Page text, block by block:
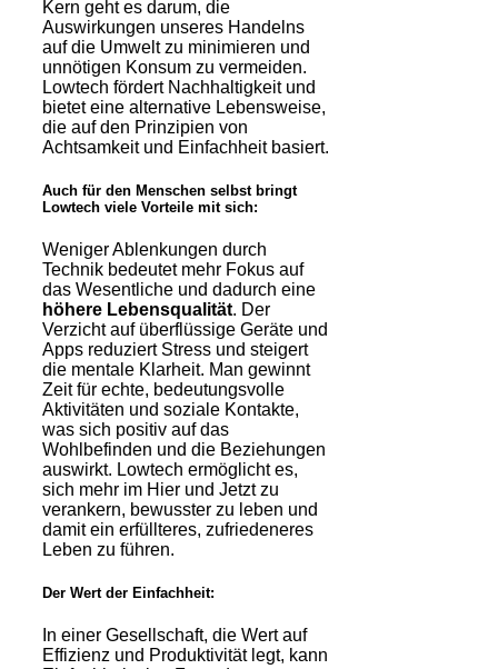
Kern geht es darum, die
Auswirkungen unseres Handelns
auf die Umwelt zu minimieren und
unnötigen Konsum zu vermeiden.
Lowtech fördert Nachhaltigkeit und
bietet eine alternative Lebensweise,
die auf den Prinzipien von
Achtsamkeit und Einfachheit basiert.
Auch für den Menschen selbst bringt
Lowtech viele Vorteile mit sich:
Weniger Ablenkungen durch
Technik bedeutet mehr Fokus auf
das Wesentliche und dadurch eine
höhere Lebensqualität. Der
Verzicht auf überflüssige Geräte und
Apps reduziert Stress und steigert
die mentale Klarheit. Man gewinnt
Zeit für echte, bedeutungsvolle
Aktivitäten und soziale Kontakte,
was sich positiv auf das
Wohlbefinden und die Beziehungen
auswirkt. Lowtech ermöglicht es,
sich mehr im Hier und Jetzt zu
verankern, bewusster zu leben und
damit ein erfüllteres, zufriedeneres
Leben zu führen.
Der Wert der Einfachheit:
In einer Gesellschaft, die Wert auf
Effizienz und Produktivität legt, kann